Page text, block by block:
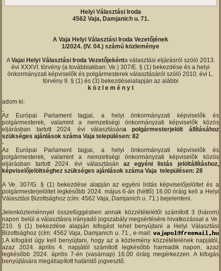
Helyi Választási Iroda
4562 Vaja, Damjanich u. 71.
A Vaja Helyi Választási Iroda Vezetőjének
1/2024. (IV. 04.) számú közleménye
AVajai Helyi Választási Iroda Vezetőjekénta választási eljárásról szóló 2013.
évi XXXVI. törvény (a továbbiakban: Ve.) 307/E. § (1) bekezdése és a helyi
önkormányzati képviselők és polgármesterek választásáról szóló 2010. évi L.
törvény 9. § (1) és (3) bekezdéseialapján az alábbi
k ö z l e m é n y t
adom ki:
Az Európai Parlament tagjai, a helyi önkormányzati képviselők és
polgármesterek, valamint a nemzetiségi önkormányzati képviselők közös
eljárásban tartott 2024. évi választásána polgármesterjelölt állításához
szükséges ajánlások száma Vaja településen: 82
Az Európai Parlament tagjai, a helyi önkormányzati képviselők és
polgármesterek, valamint a nemzetiségi önkormányzati képviselők közös
eljárásban tartott 2024. évi választásánaz egyéni listás jelöltállításhoz,
képviselőjelöltséghez szükséges ajánlások száma Vaja településen: 28
A Ve. 307/G. § (1) bekezdése alapján az egyéni listás képviselőjelöltet és a
polgármesterjelöltet legkésőbb 2024. május 6-án (hétfő) 16.00 óráig kell a Helyi
Választási Bizottsághoz (cím: 4562 Vaja, Damjanich u. 71.) bejelenteni.
Jelenközleménnyel összefüggésben annak közzétételétől számított 3 (három)
napon belül a választásra irányadó jogszabály megsértésére hivatkozással a Ve.
210. § (1) bekezdése alapján kifogást lehet benyújtani a Helyi Választási
Bizottsághoz (cím: 4562 Vaja, Damjanich u. 71., e-mail:
).A kifogást úgy kell benyújtani, hogy az a közlemény közzétételének napjától,
azaz 2024. április 4. napjától számított legkésőbb harmadik napon, azaz
legkésőbb 2024. április 7-én (vasárnap) 16.00 óráig megérkezzen. A kifogás
benyújtására megállapított határidő jogvesztő.